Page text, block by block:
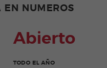
EN NUMEROS
Abierto
TODO EL AÑO